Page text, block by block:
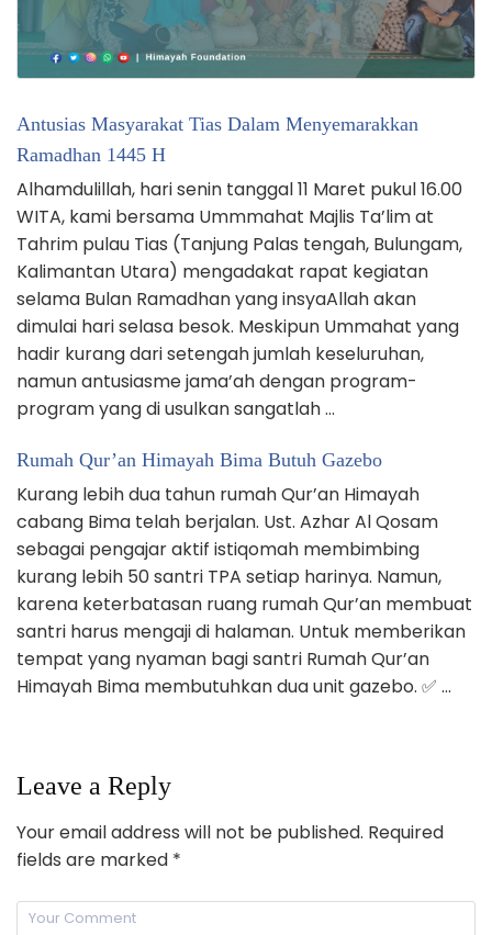
Antusias Masyarakat Tias Dalam Menyemarakkan
Ramadhan 1445 H
Alhamdulillah, hari senin tanggal 11 Maret pukul 16.00
WITA, kami bersama Ummmahat Majlis Ta’lim at
Tahrim pulau Tias (Tanjung Palas tengah, Bulungam,
Kalimantan Utara) mengadakat rapat kegiatan
selama Bulan Ramadhan yang insyaAllah akan
dimulai hari selasa besok. Meskipun Ummahat yang
hadir kurang dari setengah jumlah keseluruhan,
namun antusiasme jama’ah dengan program-
program yang di usulkan sangatlah …
Rumah Qur’an Himayah Bima Butuh Gazebo
Kurang lebih dua tahun rumah Qur’an Himayah
cabang Bima telah berjalan. Ust. Azhar Al Qosam
sebagai pengajar aktif istiqomah membimbing
kurang lebih 50 santri TPA setiap harinya. Namun,
karena keterbatasan ruang rumah Qur’an membuat
santri harus mengaji di halaman. Untuk memberikan
tempat yang nyaman bagi santri Rumah Qur’an
Himayah Bima membutuhkan dua unit gazebo. ✅ …
Leave a Reply
Your email address will not be published. Required
fields are marked *